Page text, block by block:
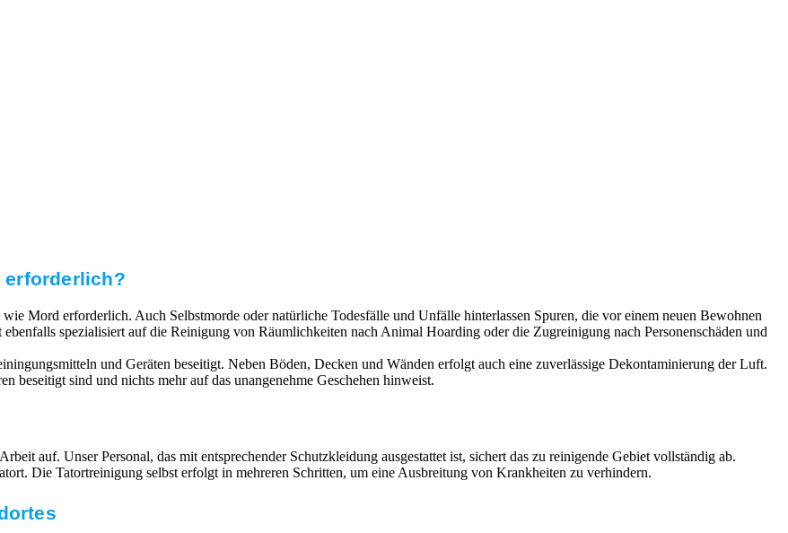
erforderlich?
Mord erforderlich. Auch Selbstmorde oder natürliche Todesfälle und Unfälle hinterlassen Spuren, die vor einem neuen Bewohnen
spezialisiert auf die Reinigung von Räumlichkeiten nach Animal Hoarding oder die Zugreinigung nach Personenschäden und
und Geräten beseitigt. Neben Böden, Decken und Wänden erfolgt auch eine zuverlässige Dekontaminierung der Luft.
beseitigt sind und nichts mehr auf das unangenehme Geschehen hinweist.
auf. Unser Personal, das mit entsprechender Schutzkleidung ausgestattet ist, sichert das zu reinigende Gebiet vollständig ab.
Die Tatortreinigung selbst erfolgt in mehreren Schritten, um eine Ausbreitung von Krankheiten zu verhindern.